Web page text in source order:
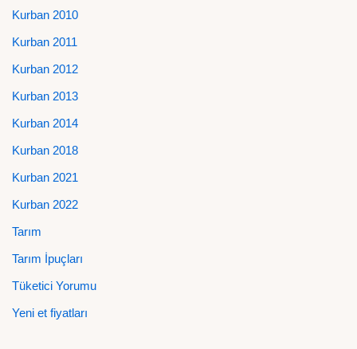
Kurban 2010
Kurban 2011
Kurban 2012
Kurban 2013
Kurban 2014
Kurban 2018
Kurban 2021
Kurban 2022
Tarım
Tarım İpuçları
Tüketici Yorumu
Yeni et fiyatları